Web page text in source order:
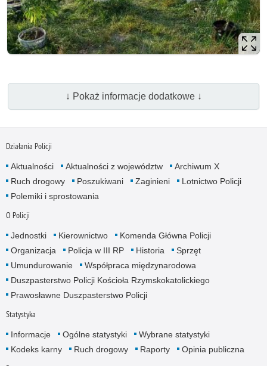
↓ Pokaż informacje dodatkowe ↓
Działania Policji
Aktualności Aktualności z województw
Archiwum X
Ruch drogowy
Poszukiwani Zaginieni
Lotnictwo Policji
Polemiki i sprostowania
O Policji
Jednostki Kierownictwo
Komenda Główna Policji
Organizacja
Policja w III RP Historia
Sprzęt
Umundurowanie
Współpraca międzynarodowa
Duszpasterstwo Policji Kościoła Rzymskokatolickiego
Prawosławne Duszpasterstwo Policji
Statystyka
Informacje Ogólne statystyki
Wybrane statystyki
Kodeks karny
Ruch drogowy Raporty Opinia publiczna